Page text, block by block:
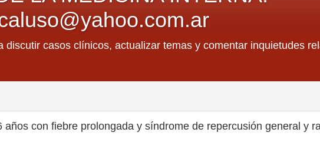
discutir casos clínicos, actualizar temas y comentar inquietudes
años con fiebre prolongada y síndrome de repercusión general y